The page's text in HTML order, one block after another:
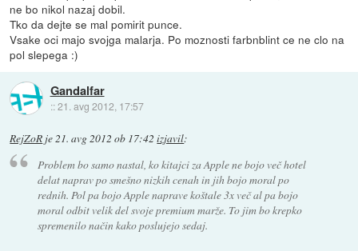
ne bo nikol nazaj dobil.
Tko da dejte se mal pomirit punce.
Vsake oci majo svojga malarja. Po moznosti farbnblint ce ne clo na
pol slepega :)
Gandalfar
::21. avg 2012, 17:57
RejZoR je21. avg 2012 ob 17:42 izjavil:
Problem bo samo nastal, ko kitajci za Apple ne bojo več hotel
delat naprav po smešno nizkih cenah in jih bojo moral po
rednih. Pol pa bojo Apple naprave koštale 3x več al pa bojo
moral odbit velik del svoje premium marže. To jim bo krepko
spremenilo način kako poslujejo sedaj.